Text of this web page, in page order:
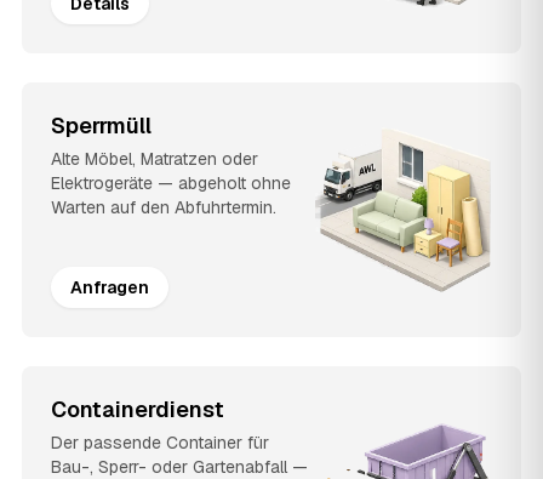
Sperrmüll
Alte Möbel, Matratzen oder
Elektrogeräte — abgeholt ohne
Warten auf den Abfuhrtermin.
Anfragen
Containerdienst
Der passende Container für
Bau-, Sperr- oder Gartenabfall —